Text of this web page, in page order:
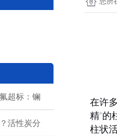
超标：镧
的吸附机
活性炭分
在许
精”的
柱状